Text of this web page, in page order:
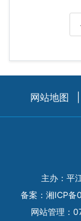
网站地图
主办：平
备案： 湘ICP备
网站管理：